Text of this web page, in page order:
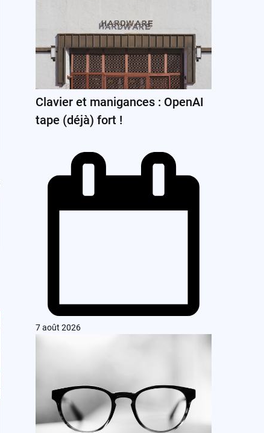
Clavier et manigances : OpenAI
tape (déjà) fort !
7 août 2026